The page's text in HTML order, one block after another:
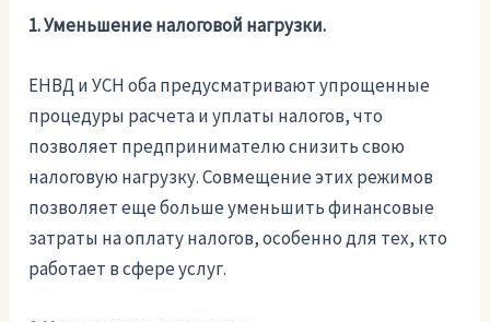
1. Уменьшение налоговой нагрузки.
ЕНВД и УСН оба предусматривают упрощенные
процедуры расчета и уплаты налогов, что
позволяет предпринимателю снизить свою
налоговую нагрузку. Совмещение этих режимов
позволяет еще больше уменьшить финансовые
затраты на оплату налогов, особенно для тех, кто
работает в сфере услуг.